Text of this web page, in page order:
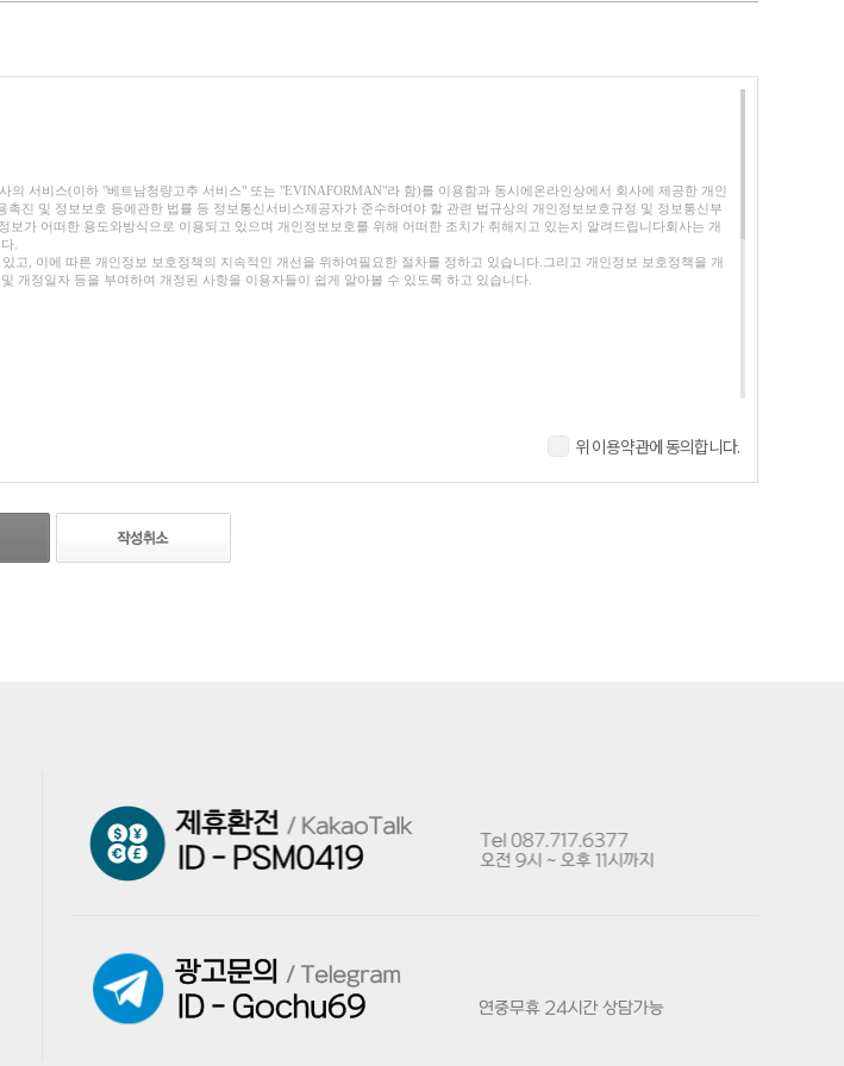
서비스(이하 "베트남청량고추 서비스" 또는 "EVINAFORMAN"라 함)를 이용함과 동시에온라인상에서 회사에 제공한 개인
진 및 정보보호 등에관한 법률 등 정보통신서비스제공자가 준수하여야 할 관련 법규상의 개인정보보호규정 및 정보통신부
가 어떠한 용도와방식으로 이용되고 있으며 개인정보보호를 위해 어떠한 조치가 취해지고 있는지 알려드립니다회사는 개
.
, 이에 따른 개인정보 보호정책의 지속적인 개선을 위하여필요한 절차를 정하고 있습니다.그리고 개인정보 보호정책을 개
개정일자 등을 부여하여 개정된 사항을 이용자들이 쉽게 알아볼 수 있도록 하고 있습니다.
위 이용약관에 동의합니다.